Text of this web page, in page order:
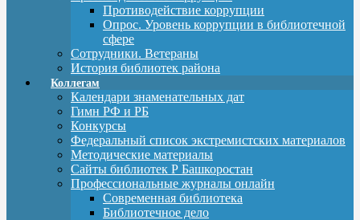
Противодействие коррупции
Опрос. Уровень коррупции в библиотечной
сфере
Сотрудники. Ветераны
История библиотек района
Коллегам
Календари знаменательных дат
Гимн РФ и РБ
Конкурсы
Федеральный список экстремистских материалов
Методические материалы
Сайты библиотек Р Башкоростан
Профессиональные журналы онлайн
Современная библиотека
Библиотечное дело